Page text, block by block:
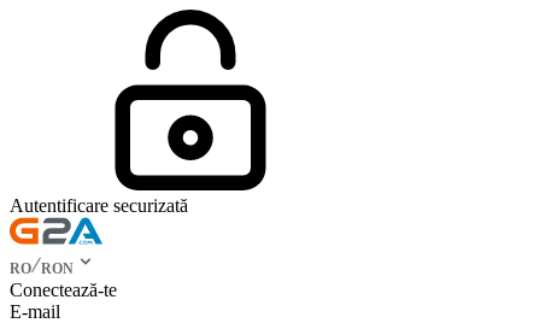
Autentificare securizată
RO RON
Conectează-te
E-mail